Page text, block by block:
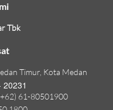
Tbk
Timur, Kota Medan
61-80501900